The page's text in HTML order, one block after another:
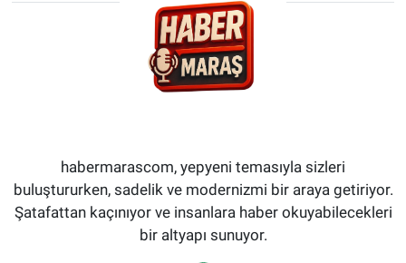
habermarascom, yepyeni temasıyla sizleri
buluştururken, sadelik ve modernizmi bir araya getiriyor.
Şatafattan kaçınıyor ve insanlara haber okuyabilecekleri
bir altyapı sunuyor.